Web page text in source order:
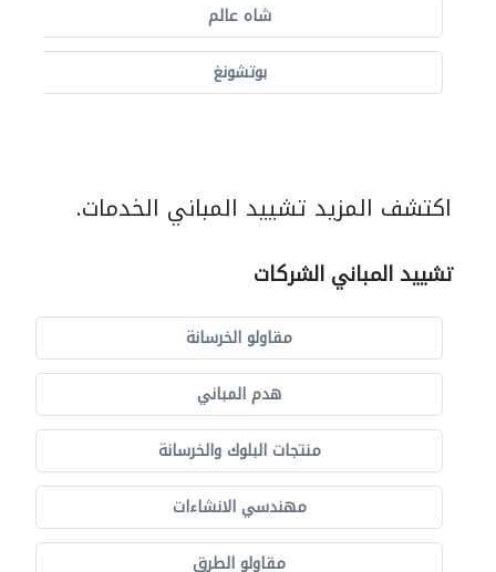
شاه عالم
بوتشونغ
اكتشف المزيد تشييد المباني الخدمات.
تشييد المباني الشركات
مقاولو الخرسانة
هدم المباني
منتجات البلوك والخرسانة
مهندسي الانشاءات
مقاولو الطرق